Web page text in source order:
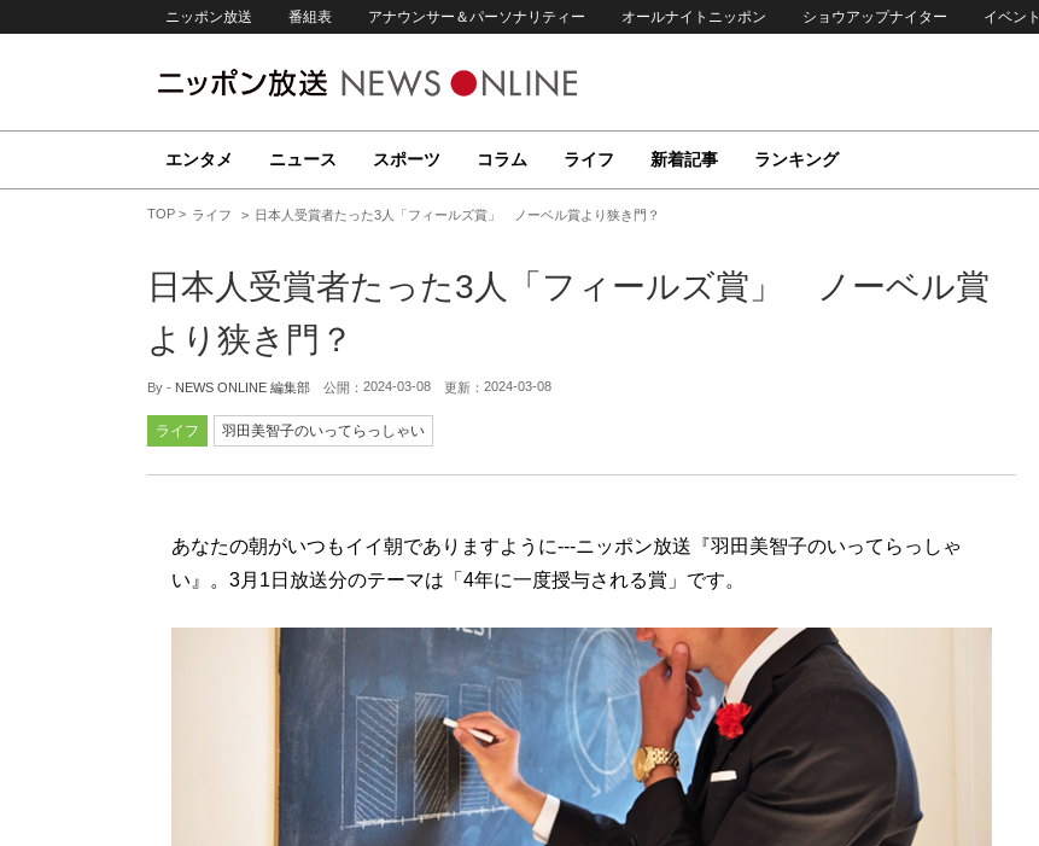
ニッポン放送 番組表 アナウンサー＆パーソナリティー オールナイトニッポン ショウアップナイター イベント
エンタメ ニュース スポーツ コラム ライフ 新着記事 ランキング
TOP ライフ 日本人受賞者たった3人「フィールズ賞」 ノーベル賞より狭き門？
日本人受賞者たった3人「フィールズ賞」 ノーベル賞
より狭き門？
By - NEWS ONLINE 編集部 公開： 2024-03-08 更新： 2024-03-08
ライフ 羽田美智子のいってらっしゃい
あなたの朝がいつもイイ朝でありますように---ニッポン放送『羽田美智子のいってらっしゃ
い』。3月1日放送分のテーマは「4年に一度授与される賞」です。